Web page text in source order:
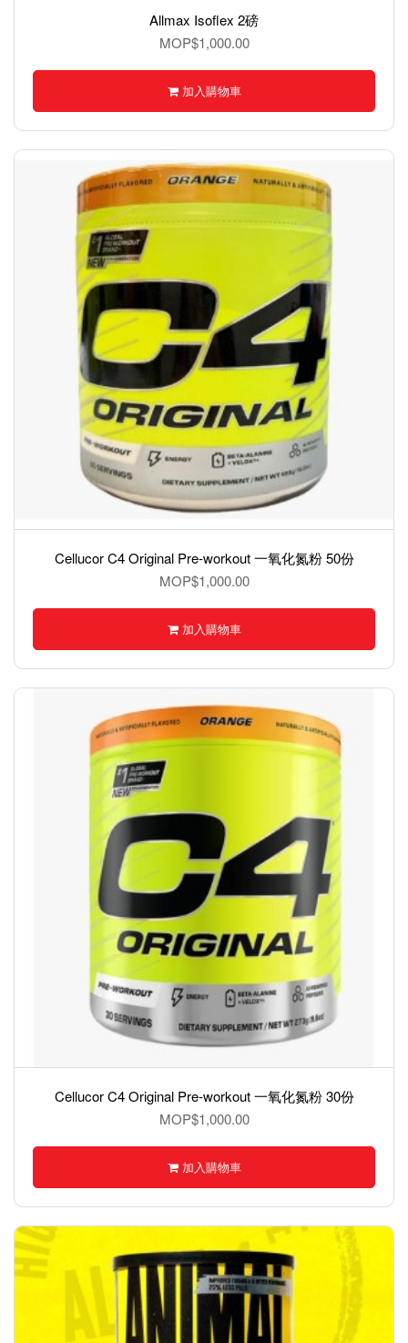
Allmax Isoflex 2磅
MOP$1,000.00
加入購物車
Cellucor C4 Original Pre-workout 一氧化氮粉 50份
MOP$1,000.00
加入購物車
Cellucor C4 Original Pre-workout 一氧化氮粉 30份
MOP$1,000.00
加入購物車